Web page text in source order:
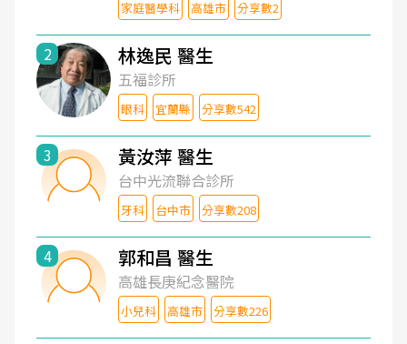
家庭醫學科 高雄市 分享數2
2 林逸民 醫生
五福診所
眼科 宜蘭縣 分享數542
3 黃汝萍 醫生
台中光流聯合診所
牙科 台中市 分享數208
4 郭和昌 醫生
高雄長庚紀念醫院
小兒科 高雄市 分享數226